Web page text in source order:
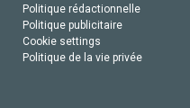
Politique rédactionnelle
Politique publicitaire
Cookie settings
Politique de la vie privée